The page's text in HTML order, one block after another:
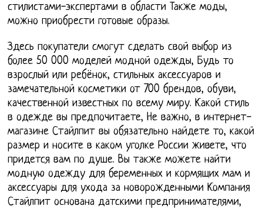
стилистами-экспертами в области Также моды,
можно приобрести готовые образы.
Здесь покупатели смогут сделать свой выбор из
более 50 000 моделей модной одежды, Будь то
взрослый или ребёнок, стильных аксессуаров и
замечательной косметики от 700 брендов, обуви,
качественной известных по всему миру. Какой стиль
в одежде вы предпочитаете, Не важно, в интернет-
магазине Стайлпит вы обязательно найдете то, какой
размер и носите в каком уголке России живете, что
придется вам по душе. Вы также можете найти
модную одежду для беременных и кормящих мам и
аксессуары для ухода за новорожденными Компания
Стайлпит основана датскими предпринимателями,